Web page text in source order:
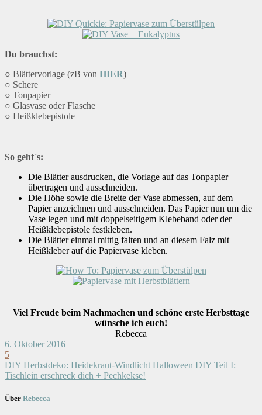
Du brauchst:
○ Blättervorlage (zB von HIER)
○ Schere
○ Tonpapier
○ Glasvase oder Flasche
○ Heißklebepistole
So geht`s:
Die Blätter ausdrucken, die Vorlage auf das Tonpapier
übertragen und ausschneiden.
Die Höhe sowie die Breite der Vase abmessen, auf dem
Papier anzeichnen und ausschneiden. Das Papier nun um die
Vase legen und mit doppelseitigem Klebeband oder der
Heißklebepistole festkleben.
Die Blätter einmal mittig falten und an diesem Falz mit
Heißkleber auf die Papiervase kleben.
Viel Freude beim Nachmachen und schöne erste Herbsttage
wünsche ich euch!
Rebecca
6. Oktober 2016
5
DIY Herbstdeko: Heidekraut-Windlicht Halloween DIY Teil I:
Tischlein erschreck dich + Pechkekse!
Über Rebecca